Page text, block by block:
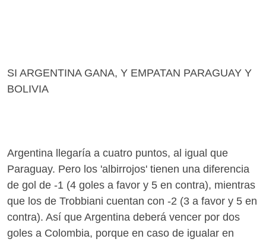
SI ARGENTINA GANA, Y EMPATAN PARAGUAY Y
BOLIVIA
Argentina llegaría a cuatro puntos, al igual que
Paraguay. Pero los 'albirrojos' tienen una diferencia
de gol de -1 (4 goles a favor y 5 en contra), mientras
que los de Trobbiani cuentan con -2 (3 a favor y 5 en
contra). Así que Argentina deberá vencer por dos
goles a Colombia, porque en caso de igualar en